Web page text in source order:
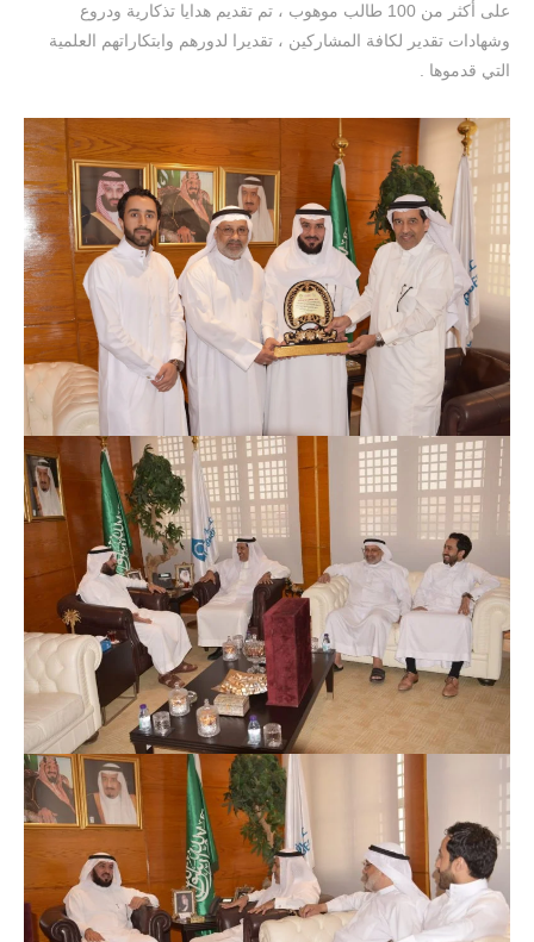
على أكثر من 100 طالب موهوب ، تم تقديم هدايا تذكارية ودروع
وشهادات تقدير لكافة المشاركين ، تقديرا لدورهم وابتكاراتهم العلمية
التي قدموها .